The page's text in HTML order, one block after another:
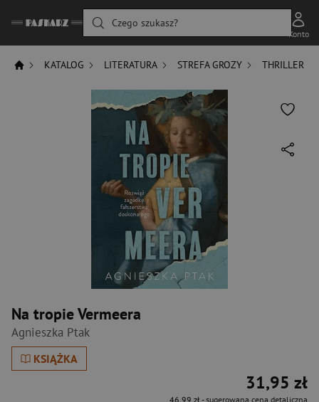
Czego szukasz?
Konto
KATALOG LITERATURA STREFA GROZY THRILLER
Na tropie Vermeera
Agnieszka Ptak
KSIĄŻKA
31,95 zł
46,99 zł- sugerowana cena detaliczna